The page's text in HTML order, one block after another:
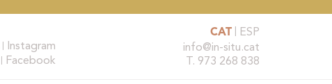
Instagram
Facebook
ESP
CAT
info@in-situ.cat
T. 973 268 838